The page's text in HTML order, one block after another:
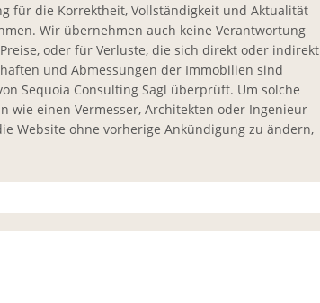
für die Korrektheit, Vollständigkeit und Aktualität
Wir übernehmen auch keine Verantwortung
oder für Verluste, die sich direkt oder indirekt
und Abmessungen der Immobilien sind
Sequoia Consulting Sagl überprüft. Um solche
wie einen Vermesser, Architekten oder Ingenieur
Website ohne vorherige Ankündigung zu ändern,